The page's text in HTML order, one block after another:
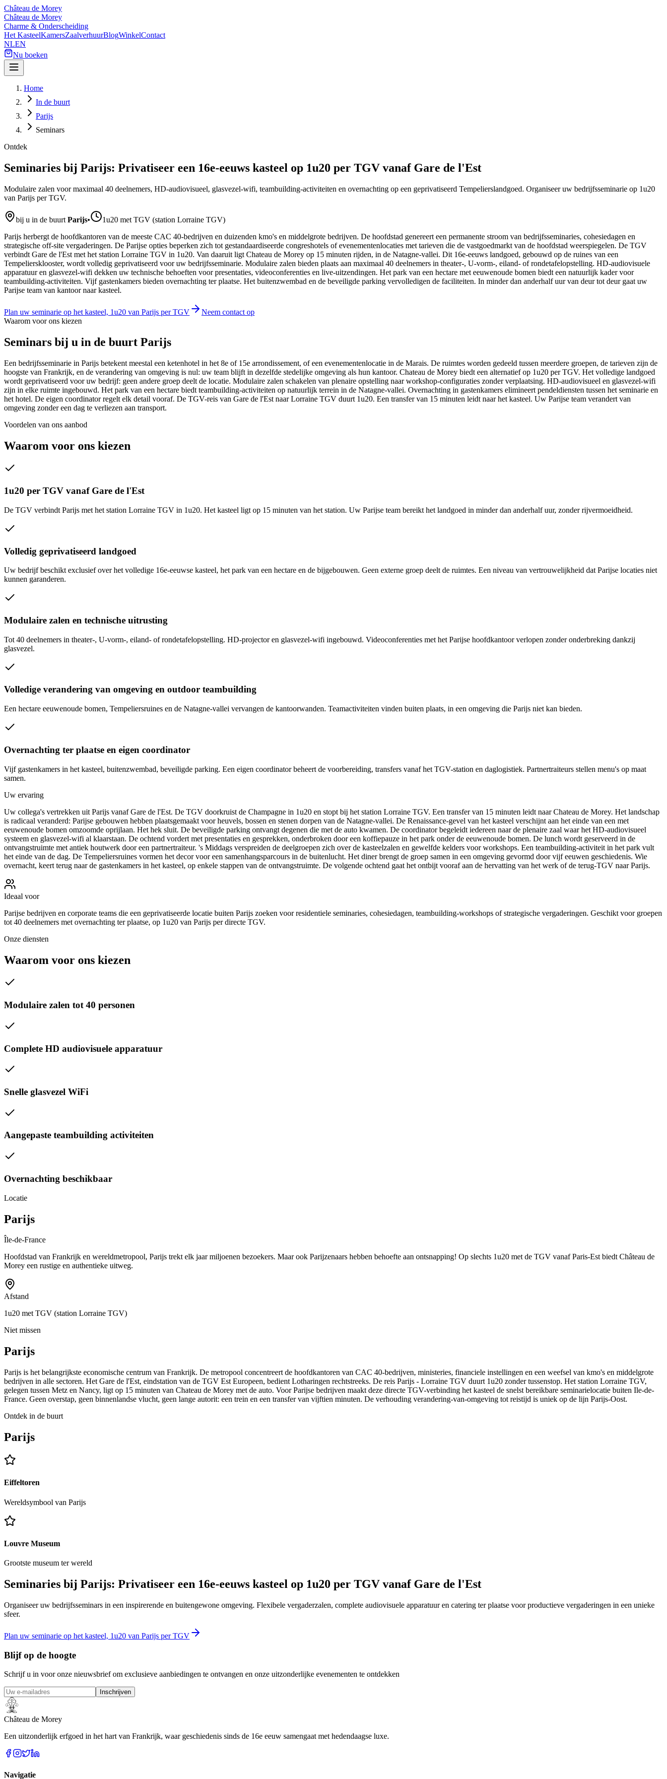
Château de Morey
Château de Morey
Charme & Onderscheiding
Het KasteelKamersZaalverhuurBlogWinkelContact
NLEN
Nu boeken
Home
In de buurt
Parijs
Seminars
Ontdek
Seminaries bij Parijs: Privatiseer een 16e-eeuws kasteel op 1u20 per TGV vanaf Gare de l'Est
Modulaire zalen voor maximaal 40 deelnemers, HD-audiovisueel, glasvezel-wifi, teambuilding-activiteiten en overnachting op een geprivatiseerd Tempelierslandgoed. Organiseer uw bedrijfsseminarie op 1u20
van Parijs per TGV.
bij u in de buurt Parijs•
1u20 met TGV (station Lorraine TGV)
Parijs herbergt de hoofdkantoren van de meeste CAC 40-bedrijven en duizenden kmo's en middelgrote bedrijven. De hoofdstad genereert een permanente stroom van bedrijfsseminaries, cohesiedagen en
strategische off-site vergaderingen. De Parijse opties beperken zich tot gestandaardiseerde congreshotels of evenementenlocaties met tarieven die de vastgoedmarkt van de hoofdstad weerspiegelen. De TGV
verbindt Gare de l'Est met het station Lorraine TGV in 1u20. Van daaruit ligt Chateau de Morey op 15 minuten rijden, in de Natagne-vallei. Dit 16e-eeuws landgoed, gebouwd op de ruines van een
Tempeliersklooster, wordt volledig geprivatiseerd voor uw bedrijfsseminarie. Modulaire zalen bieden plaats aan maximaal 40 deelnemers in theater-, U-vorm-, eiland- of rondetafelopstelling. HD-audiovisuele
apparatuur en glasvezel-wifi dekken uw technische behoeften voor presentaties, videoconferenties en live-uitzendingen. Het park van een hectare met eeuwenoude bomen biedt een natuurlijk kader voor
teambuilding-activiteiten. Vijf gastenkamers bieden overnachting ter plaatse. Het buitenzwembad en de beveiligde parking vervolledigen de faciliteiten. In minder dan anderhalf uur van deur tot deur gaat uw
Parijse team van kantoor naar kasteel.
Plan uw seminarie op het kasteel, 1u20 van Parijs per TGV
Neem contact op
Waarom voor ons kiezen
Seminars bij u in de buurt Parijs
Een bedrijfsseminarie in Parijs betekent meestal een ketenhotel in het 8e of 15e arrondissement, of een evenementenlocatie in de Marais. De ruimtes worden gedeeld tussen meerdere groepen, de tarieven zijn de
hoogste van Frankrijk, en de verandering van omgeving is nul: uw team blijft in dezelfde stedelijke omgeving als hun kantoor. Chateau de Morey biedt een alternatief op 1u20 per TGV. Het volledige landgoed
wordt geprivatiseerd voor uw bedrijf: geen andere groep deelt de locatie. Modulaire zalen schakelen van plenaire opstelling naar workshop-configuraties zonder verplaatsing. HD-audiovisueel en glasvezel-wifi
zijn in elke ruimte ingebouwd. Het park van een hectare biedt teambuilding-activiteiten op natuurlijk terrein in de Natagne-vallei. Overnachting in gastenkamers elimineert pendeldiensten tussen het seminarie en
het hotel. De eigen coordinator regelt elk detail vooraf. De TGV-reis van Gare de l'Est naar Lorraine TGV duurt 1u20. Een transfer van 15 minuten leidt naar het kasteel. Uw Parijse team verandert van
omgeving zonder een dag te verliezen aan transport.
Voordelen van ons aanbod
Waarom voor ons kiezen
1u20 per TGV vanaf Gare de l'Est
De TGV verbindt Parijs met het station Lorraine TGV in 1u20. Het kasteel ligt op 15 minuten van het station. Uw Parijse team bereikt het landgoed in minder dan anderhalf uur, zonder rijvermoeidheid.
Volledig geprivatiseerd landgoed
Uw bedrijf beschikt exclusief over het volledige 16e-eeuwse kasteel, het park van een hectare en de bijgebouwen. Geen externe groep deelt de ruimtes. Een niveau van vertrouwelijkheid dat Parijse locaties niet
kunnen garanderen.
Modulaire zalen en technische uitrusting
Tot 40 deelnemers in theater-, U-vorm-, eiland- of rondetafelopstelling. HD-projector en glasvezel-wifi ingebouwd. Videoconferenties met het Parijse hoofdkantoor verlopen zonder onderbreking dankzij
glasvezel.
Volledige verandering van omgeving en outdoor teambuilding
Een hectare eeuwenoude bomen, Tempeliersruines en de Natagne-vallei vervangen de kantoorwanden. Teamactiviteiten vinden buiten plaats, in een omgeving die Parijs niet kan bieden.
Overnachting ter plaatse en eigen coordinator
Vijf gastenkamers in het kasteel, buitenzwembad, beveiligde parking. Een eigen coordinator beheert de voorbereiding, transfers vanaf het TGV-station en daglogistiek. Partnertraiteurs stellen menu's op maat
samen.
Uw ervaring
Uw collega's vertrekken uit Parijs vanaf Gare de l'Est. De TGV doorkruist de Champagne in 1u20 en stopt bij het station Lorraine TGV. Een transfer van 15 minuten leidt naar Chateau de Morey. Het landschap
is radicaal veranderd: Parijse gebouwen hebben plaatsgemaakt voor heuvels, bossen en stenen dorpen van de Natagne-vallei. De Renaissance-gevel van het kasteel verschijnt aan het einde van een met
eeuwenoude bomen omzoomde oprijlaan. Het hek sluit. De beveiligde parking ontvangt degenen die met de auto kwamen. De coordinator begeleidt iedereen naar de plenaire zaal waar het HD-audiovisueel
systeem en glasvezel-wifi al klaarstaan. De ochtend vordert met presentaties en gesprekken, onderbroken door een koffiepauze in het park onder de eeuwenoude bomen. De lunch wordt geserveerd in de
ontvangstruimte met antiek houtwerk door een partnertraiteur. 's Middags verspreiden de deelgroepen zich over de kasteelzalen en gewelfde kelders voor workshops. Een teambuilding-activiteit in het park vult
het einde van de dag. De Tempeliersruines vormen het decor voor een samenhangsparcours in de buitenlucht. Het diner brengt de groep samen in een omgeving gevormd door vijf eeuwen geschiedenis. Wie
overnacht, keert terug naar de gastenkamers in het kasteel, op enkele stappen van de ontvangstruimte. De volgende ochtend gaat het ontbijt vooraf aan de hervatting van het werk of de terug-TGV naar Parijs.
Ideaal voor
Parijse bedrijven en corporate teams die een geprivatiseerde locatie buiten Parijs zoeken voor residentiele seminaries, cohesiedagen, teambuilding-workshops of strategische vergaderingen. Geschikt voor groepen
tot 40 deelnemers met overnachting ter plaatse, op 1u20 van Parijs per directe TGV.
Onze diensten
Waarom voor ons kiezen
Modulaire zalen tot 40 personen
Complete HD audiovisuele apparatuur
Snelle glasvezel WiFi
Aangepaste teambuilding activiteiten
Overnachting beschikbaar
Locatie
Parijs
Île-de-France
Hoofdstad van Frankrijk en wereldmetropool, Parijs trekt elk jaar miljoenen bezoekers. Maar ook Parijzenaars hebben behoefte aan ontsnapping! Op slechts 1u20 met de TGV vanaf Paris-Est biedt Château de
Morey een rustige en authentieke uitweg.
Afstand
1u20 met TGV (station Lorraine TGV)
Niet missen
Parijs
Parijs is het belangrijkste economische centrum van Frankrijk. De metropool concentreert de hoofdkantoren van CAC 40-bedrijven, ministeries, financiele instellingen en een weefsel van kmo's en middelgrote
bedrijven in alle sectoren. Het Gare de l'Est, eindstation van de TGV Est Europeen, bedient Lotharingen rechtstreeks. De reis Parijs - Lorraine TGV duurt 1u20 zonder tussenstop. Het station Lorraine TGV,
gelegen tussen Metz en Nancy, ligt op 15 minuten van Chateau de Morey met de auto. Voor Parijse bedrijven maakt deze directe TGV-verbinding het kasteel de snelst bereikbare seminarielocatie buiten Ile-de-
France. Geen overstap, geen binnenlandse vlucht, geen lange autorit: een trein en een transfer van vijftien minuten. De verhouding verandering-van-omgeving tot reistijd is uniek op de lijn Parijs-Oost.
Ontdek in de buurt
Parijs
Eiffeltoren
Wereldsymbool van Parijs
Louvre Museum
Grootste museum ter wereld
Seminaries bij Parijs: Privatiseer een 16e-eeuws kasteel op 1u20 per TGV vanaf Gare de l'Est
Organiseer uw bedrijfsseminars in een inspirerende en buitengewone omgeving. Flexibele vergaderzalen, complete audiovisuele apparatuur en catering ter plaatse voor productieve vergaderingen in een unieke
sfeer.
Plan uw seminarie op het kasteel, 1u20 van Parijs per TGV
Blijf op de hoogte
Schrijf u in voor onze nieuwsbrief om exclusieve aanbiedingen te ontvangen en onze uitzonderlijke evenementen te ontdekken
Inschrijven
Château de Morey
Een uitzonderlijk erfgoed in het hart van Frankrijk, waar geschiedenis sinds de 16e eeuw samengaat met hedendaagse luxe.
Navigatie